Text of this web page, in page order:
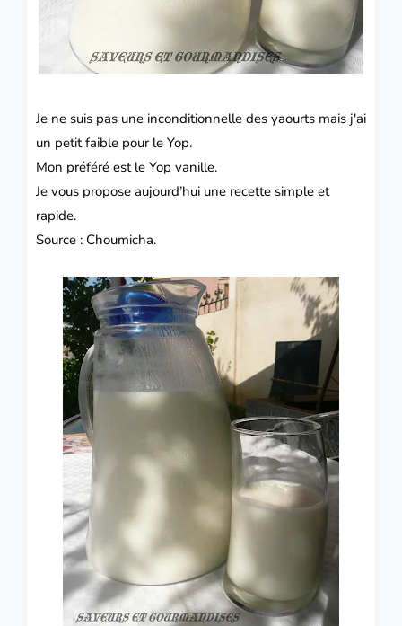
Je ne suis pas une inconditionnelle des yaourts mais j'ai
un petit faible pour le Yop.
Mon préféré est le Yop vanille.
Je vous propose aujourd’hui une recette simple et
rapide.
Source : Choumicha.